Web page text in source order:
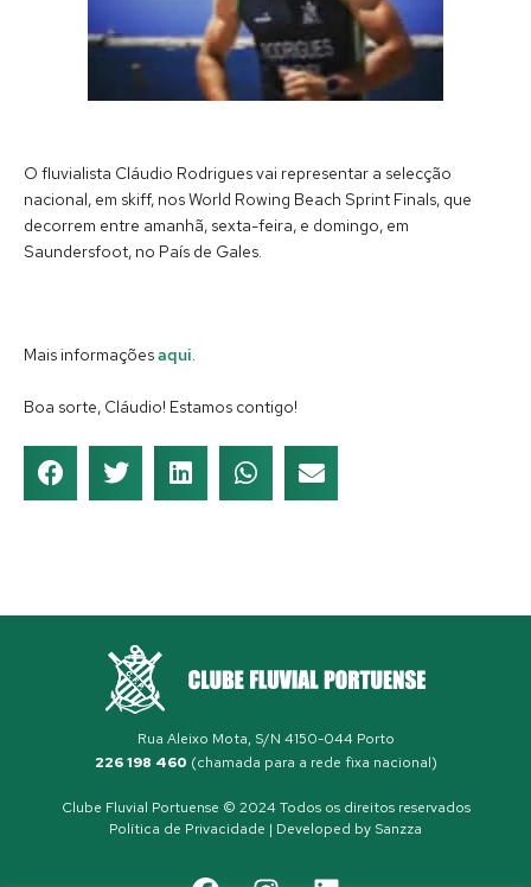
O fluvialista Cláudio Rodrigues vai representar a selecção
nacional, em skiff, nos World Rowing Beach Sprint Finals, que
decorrem entre amanhã, sexta-feira, e domingo, em
Saundersfoot, no País de Gales.
Mais informaçõesaqui.
Boa sorte, Cláudio! Estamos contigo!
Rua Aleixo Mota, S/N 4150-044 Porto
226 198 460 (chamada para a rede fixa nacional)
Clube Fluvial Portuense © 2024 Todos os direitos reservados
Política de Privacidade | Developed by Sanzza